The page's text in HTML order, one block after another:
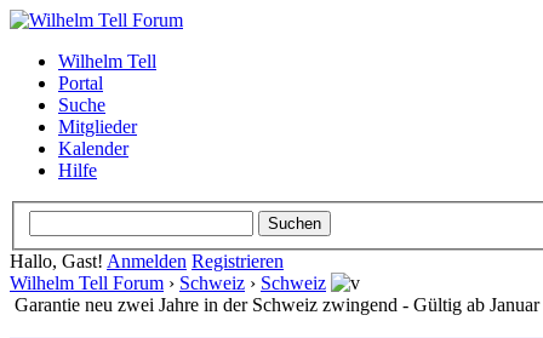
Wilhelm Tell
Portal
Suche
Mitglieder
Kalender
Hilfe
Hallo, Gast! Anmelden Registrieren
Wilhelm Tell Forum › Schweiz › Schweiz
Garantie neu zwei Jahre in der Schweiz zwingend - Gültig ab